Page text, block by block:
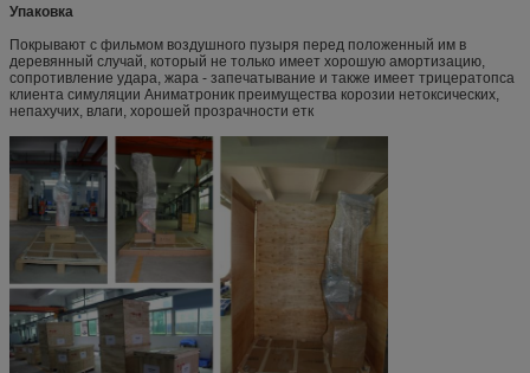
Упаковка
Покрывают с фильмом воздушного пузыря перед положенный им в
деревянный случай, который не только имеет хорошую амортизацию,
сопротивление удара, жара - запечатывание и также имеет трицератопса
клиента симуляции Аниматроник преимущества корозии нетоксических,
непахучих, влаги, хорошей прозрачности етк